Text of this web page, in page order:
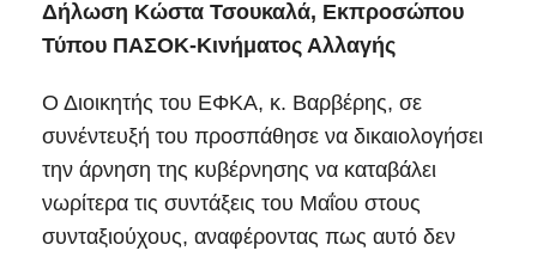
Δήλωση Κώστα Τσουκαλά, Εκπροσώπου
Τύπου ΠΑΣΟΚ-Κινήματος Αλλαγής
Ο Διοικητής του ΕΦΚΑ, κ. Βαρβέρης, σε
συνέντευξή του προσπάθησε να δικαιολογήσει
την άρνηση της κυβέρνησης να καταβάλει
νωρίτερα τις συντάξεις του Μαΐου στους
συνταξιούχους, αναφέροντας πως αυτό δεν